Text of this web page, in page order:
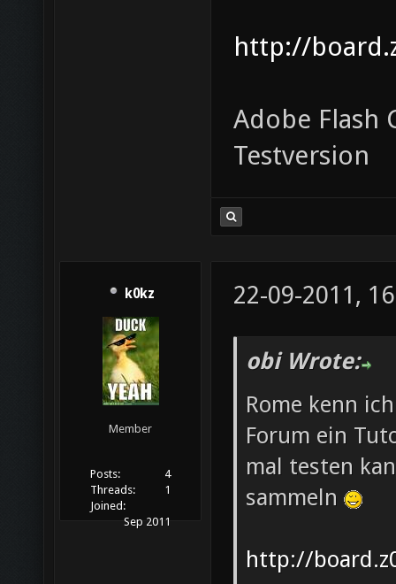
http://
Adobe Flash
Testversion
k0kz
Member
Posts:
4
Threads:
1
Joined:
Sep 2011
22-09-2011,
obi Wrote:
Rome kenn
Forum ein
mal testen
sammeln
http://